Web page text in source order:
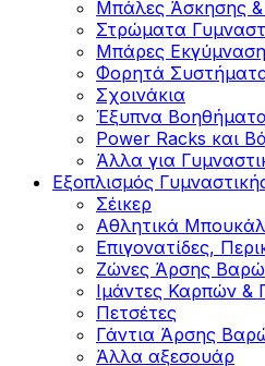
Μπάλες Άσκησης
Στρώματα
Μπάρες
Φορητά
Σχοινάκια
Έξυπνα
Power Racks και
Άλλα για
Εξοπλισμός
Σέικερ
Αθλητικά
Επιγονατίδες,
Ζώνες Άρσης
Ιμάντες Καρπών &
Πετσέτες
Γάντια Άρσης
Άλλα αξεσουάρ